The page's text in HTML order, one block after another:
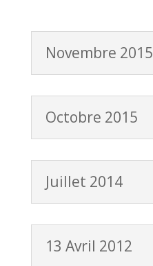
Novembre 2015
Octobre 2015
Juillet 2014
13 Avril 2012